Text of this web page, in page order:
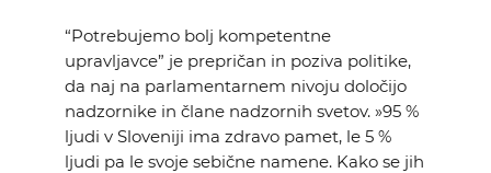
“Potrebujemo bolj kompetentne
upravljavce” je prepričan in poziva politike,
da naj na parlamentarnem nivoju določijo
nadzornike in člane nadzornih svetov. »95 %
ljudi v Sloveniji ima zdravo pamet, le 5 %
ljudi pa le svoje sebične namene. Kako se jih